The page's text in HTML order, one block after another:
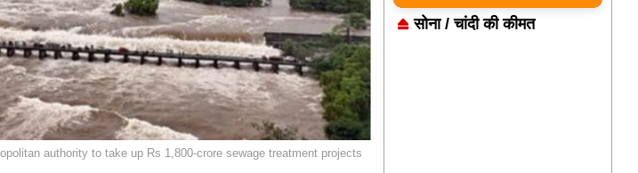
authority to take up Rs 1,800-crore sewage treatment projects
सोना / चांदी की कीमत